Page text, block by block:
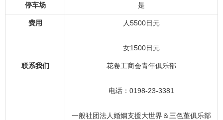
停车场 是
费用 人5500日元
女1500日元
联系我们 花卷工商会青年俱乐部
电话：0198-23-3381
一般社团法人婚姻支援大世界＆三色堇俱乐部